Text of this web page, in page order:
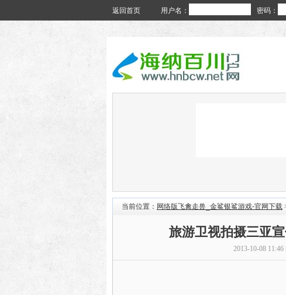
返回首页 用户名： 密码：
当前位置： 网络版飞禽走兽_金鲨银鲨游戏-官网下载
旅游卫视拍摄三亚
2013-10-08 11:46